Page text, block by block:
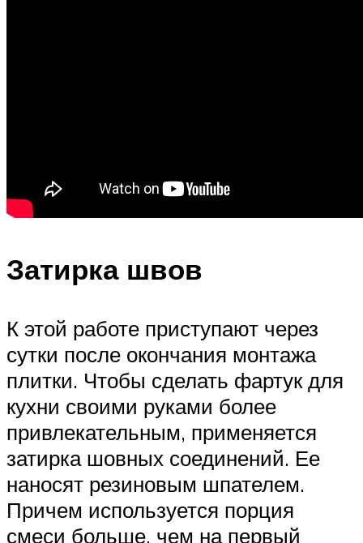
Затирка швов
К этой работе приступают через
сутки после окончания монтажа
плитки. Чтобы сделать фартук для
кухни своими руками более
привлекательным, применяется
затирка шовных соединений. Ее
наносят резиновым шпателем.
Причем используется порция
смеси больше, чем на первый